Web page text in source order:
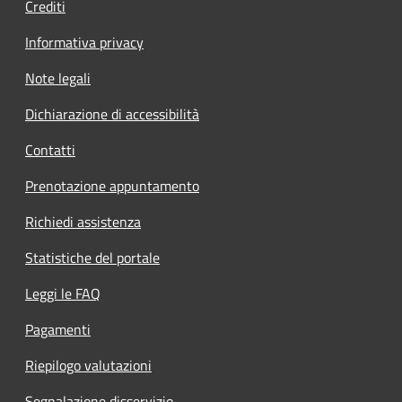
Crediti
Informativa privacy
Note legali
Dichiarazione di accessibilità
Contatti
Prenotazione appuntamento
Richiedi assistenza
Statistiche del portale
Leggi le FAQ
Pagamenti
Riepilogo valutazioni